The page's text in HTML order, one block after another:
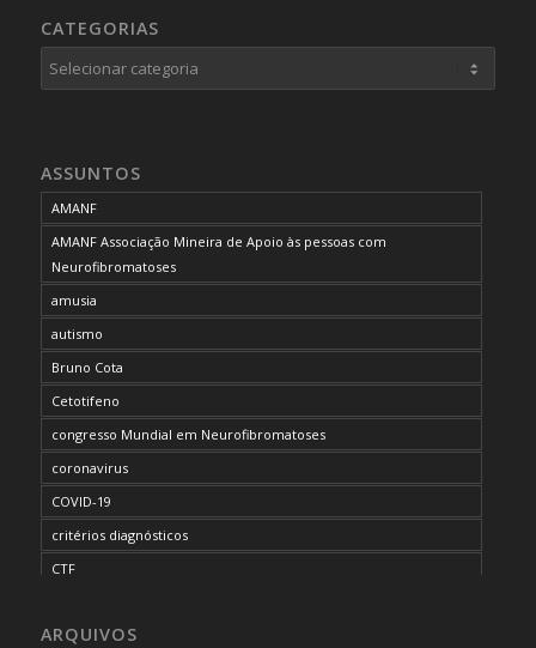
CATEGORIAS
Categorias
ASSUNTOS
AMANF
AMANF Associação Mineira de Apoio às pessoas com
Neurofibromatoses
amusia
autismo
Bruno Cota
Cetotifeno
congresso Mundial em Neurofibromatoses
coronavirus
COVID-19
critérios diagnósticos
CTF
desordem do processamento auditivo
ARQUIVOS